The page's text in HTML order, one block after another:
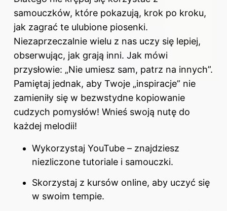
samouczków, które pokazują, krok po kroku,
jak zagrać te ulubione piosenki.
Niezaprzeczalnie wielu z nas uczy się lepiej,
obserwując, jak grają inni. Jak mówi
przysłowie: „Nie umiesz sam, patrz na innych”.
Pamiętaj jednak, aby Twoje „inspiracje” nie
zamieniły się w bezwstydne kopiowanie
cudzych pomysłów! Wnieś swoją nutę do
każdej melodii!
Wykorzystaj YouTube – znajdziesz
niezliczone tutoriale i samouczki.
Skorzystaj z kursów online, aby uczyć się
w swoim tempie.